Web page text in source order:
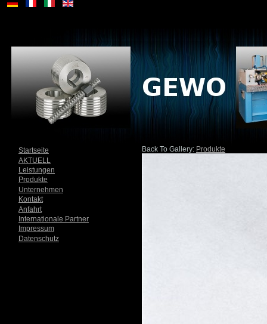
Startseite
AKTUELL
Leistungen
Produkte
Unternehmen
Kontakt
Anfahrt
Internationale Partner
Impressum
Datenschutz
Back To Gallery: Produkte